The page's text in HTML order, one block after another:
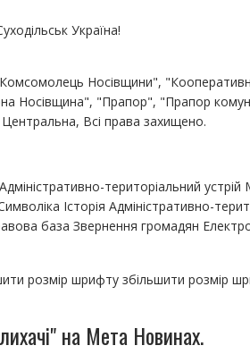
Україна!
Носівщини",
Носівщина", "Прапор", "Прапор
Центральна, Всі права захищено.
територіальний
Історія Адміністративно-
база Звернення громадян
розмір шрифту збільшити розмір
на Мета Новинах.